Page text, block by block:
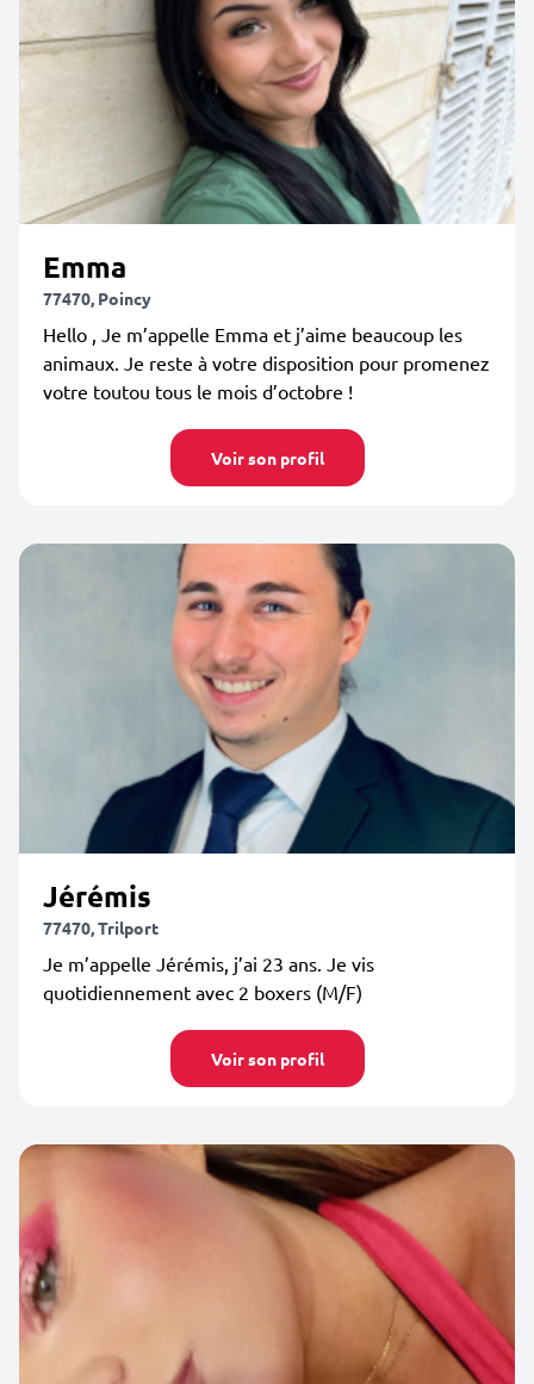
Emma
77470, Poincy
Hello , Je m’appelle Emma et j’aime beaucoup les
animaux. Je reste à votre disposition pour promenez
votre toutou tous le mois d’octobre !
Voir son profil
Jérémis
77470, Trilport
Je m’appelle Jérémis, j’ai 23 ans. Je vis
quotidiennement avec 2 boxers (M/F)
Voir son profil